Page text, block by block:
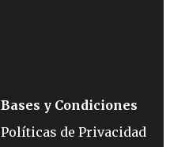
Bases y Condiciones
Políticas de Privacidad